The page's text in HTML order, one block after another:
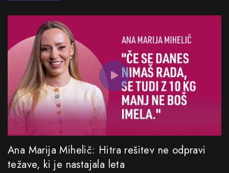
Ana Marija Mihelič: Hitra rešitev ne odpravi
težave, ki je nastajala leta